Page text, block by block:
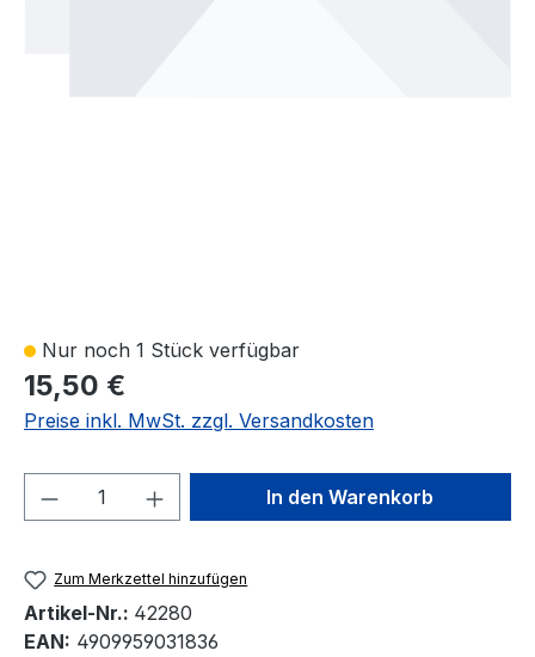
Nur noch 1 Stück verfügbar
15,50 €
Preise inkl. MwSt. zzgl. Versandkosten
Produkt Anzahl: Gib denIn den Warenkorb
Zum Merkzettel hinzufügen
Artikel-Nr.: 42280
EAN: 4909959031836